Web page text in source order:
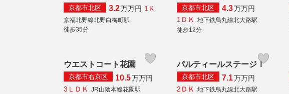
京都市北区 3.2万万円 1Ｋ
京福北野線北野白梅町駅
徒歩35分
京都市北区 4.3万万円
1ＤＫ 地下鉄烏丸線北大路駅
徒歩12分
ウエストコート花園
京都市右京区 10.5万万円
3ＬＤＫ
JR山陰本線花園駅
パルティールステージⅠ
京都市北区 7.1万万円
2ＤＫ
地下鉄烏丸線北大路駅